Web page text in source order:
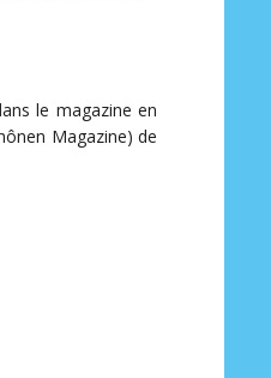
le magazine en
Magazine) de